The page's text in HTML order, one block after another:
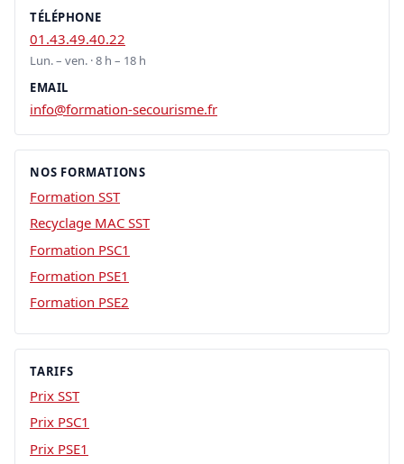
TÉLÉPHONE
01.43.49.40.22
Lun. – ven. · 8 h – 18 h
EMAIL
info@formation-secourisme.fr
NOS FORMATIONS
Formation SST
Recyclage MAC SST
Formation PSC1
Formation PSE1
Formation PSE2
TARIFS
Prix SST
Prix PSC1
Prix PSE1